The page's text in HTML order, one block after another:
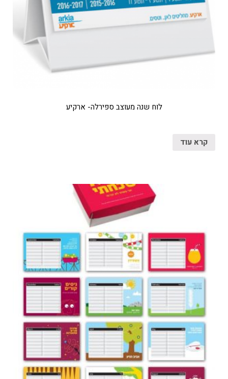
לוח שנה מעוצב ספירלה- ארקיע
קרא עוד